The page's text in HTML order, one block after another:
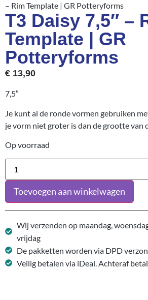
– Rim Template | GR Potteryforms
T3 Daisy 7,5″ –
Template | GR
Potteryforms
€ 13,90
7,5″
Je kunt al de ronde vormen gebruiken
je vorm niet groter is dan de grootte van
Op voorraad
Toevoegen aan winkelwagen
Wij verzenden op maandag,
vrijdag
De pakketten worden via DPD
Veilig betalen via iDeal. Achteraf